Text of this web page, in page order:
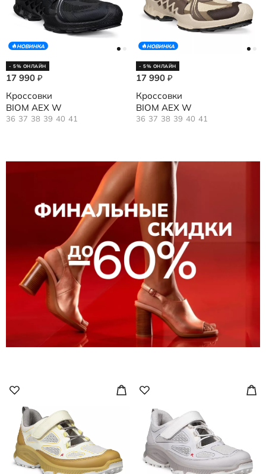
НОВИНКА
- 5% ОНЛАЙН
17 990 ₽
Кроссовки
BIOM AEX W
36 37 38 39 40 41
НОВИНКА
- 5% ОНЛАЙН
17 990 ₽
Кроссовки
BIOM AEX W
36 37 38 39 40 41